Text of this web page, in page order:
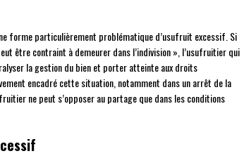
forme particulièrement problématique d’usufruit excessif. Si
être contraint à demeurer dans l’indivision », l’usufruitier qui
la gestion du bien et porter atteinte aux droits
encadré cette situation, notamment dans un arrêt de la
ne peut s’opposer au partage que dans les conditions